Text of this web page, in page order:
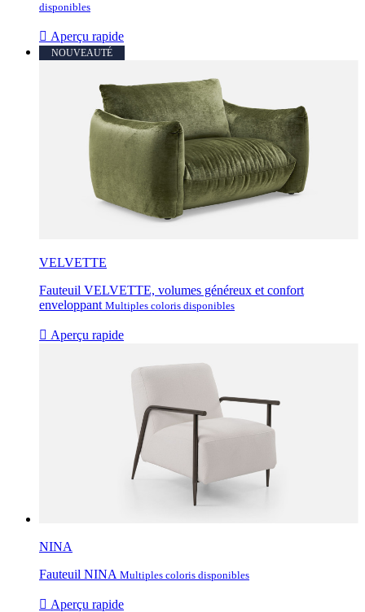
disponibles
 Aperçu rapide
NOUVEAUTÉ
VELVETTE
Fauteuil VELVETTE, volumes généreux et confort
enveloppant Multiples coloris disponibles
 Aperçu rapide
NINA
Fauteuil NINA Multiples coloris disponibles
 Aperçu rapide